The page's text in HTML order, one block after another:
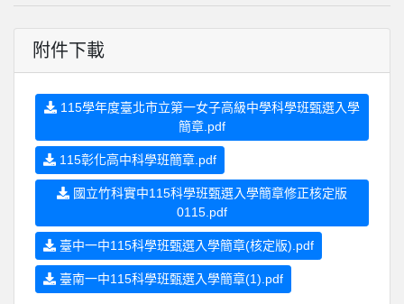
附件下載
115學年度臺北市立第一女子高級中學科學班甄選入學
簡章.pdf
115彰化高中科學班簡章.pdf
國立竹科實中115科學班甄選入學簡章修正核定版
0115.pdf
臺中一中115科學班甄選入學簡章(核定版).pdf
臺南一中115科學班甄選入學簡章(1).pdf